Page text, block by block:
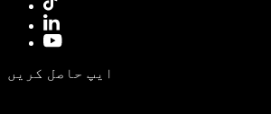
ایپ حاصل کریں